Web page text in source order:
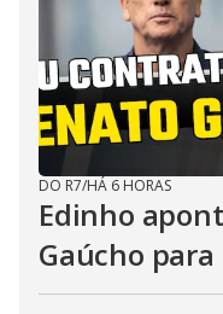
DO R7/HÁ 6 HORAS
Edinho
Gaúcho